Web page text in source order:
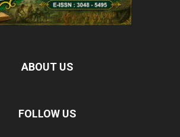
ABOUT US
FOLLOW US